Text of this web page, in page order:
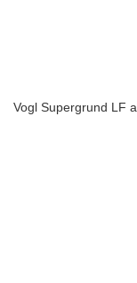
Vogl Supergrund LF